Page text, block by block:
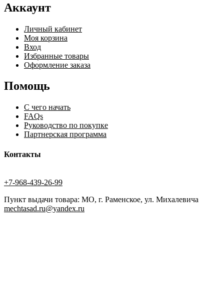
Аккаунт
Личный кабинет
Моя корзина
Вход
Избранные товары
Оформление заказа
Помощь
С чего начать
FAQs
Руководство по покупке
Партнерская программа
Контакты
+7-968-439-26-99
Пункт выдачи товара: МО, г. Раменское, ул. Михалевича
mechtasad.ru@yandex.ru